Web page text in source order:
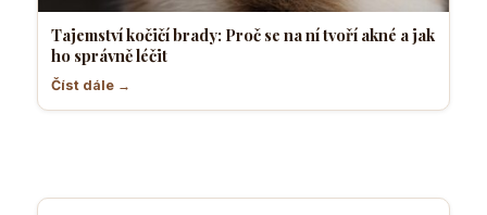
Tajemství kočičí brady: Proč se na ní tvoří akné a jak
ho správně léčit
Číst dále →